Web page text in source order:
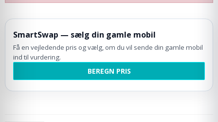
SmartSwap — sælg din gamle mobil
Få en vejledende pris og vælg, om du vil sende din gamle mobil
ind til vurdering.
BEREGN PRIS